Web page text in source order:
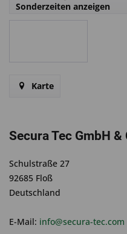
Sonderzeiten anzeigen
Karte
Secura Tec GmbH &
Schulstraße 27
92685 Floß
Deutschland
E-Mail: info@secura-tec.com